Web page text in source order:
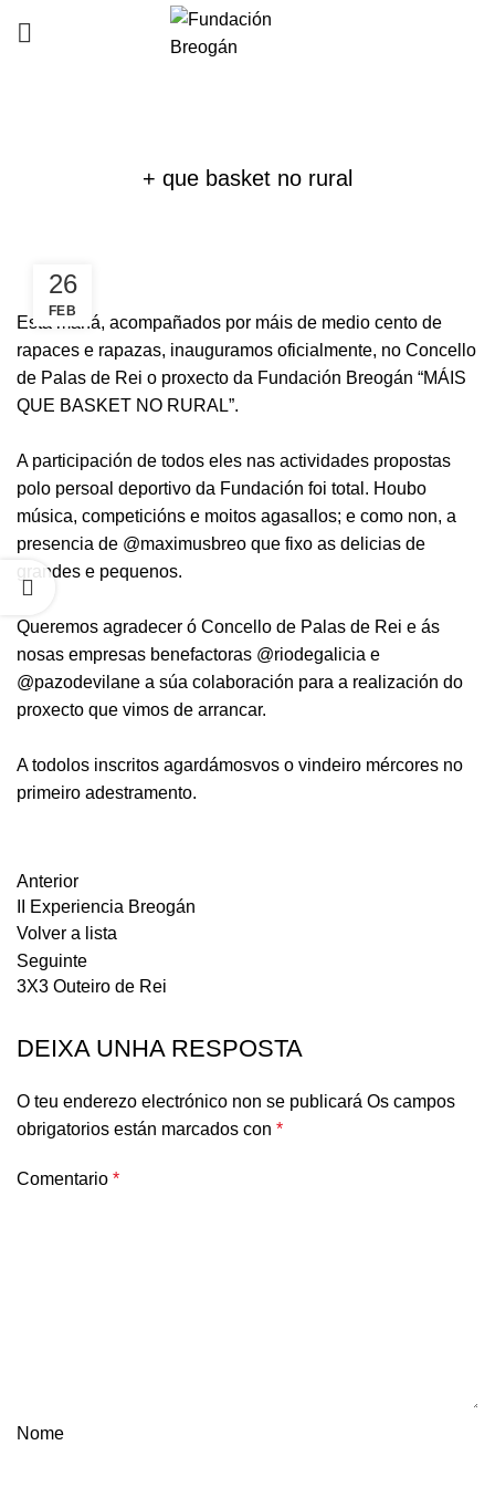
+ que basket no rural
26
FEB
Esta mañá, acompañados por máis de medio cento de
rapaces e rapazas, inauguramos oficialmente, no Concello
de Palas de Rei o proxecto da Fundación Breogán “MÁIS
QUE BASKET NO RURAL”.
A participación de todos eles nas actividades propostas
polo persoal deportivo da Fundación foi total. Houbo
música, competicións e moitos agasallos; e como non, a
presencia de @maximusbreo que fixo as delicias de
grandes e pequenos.
Queremos agradecer ó Concello de Palas de Rei e ás
nosas empresas benefactoras @riodegalicia e
@pazodevilane a súa colaboración para a realización do
proxecto que vimos de arrancar.
A todolos inscritos agardámosvos o vindeiro mércores no
primeiro adestramento.
Anterior
II Experiencia Breogán
Volver a lista
Seguinte
3X3 Outeiro de Rei
DEIXA UNHA RESPOSTA
O teu enderezo electrónico non se publicará Os campos
obrigatorios están marcados con *
Comentario *
Nome